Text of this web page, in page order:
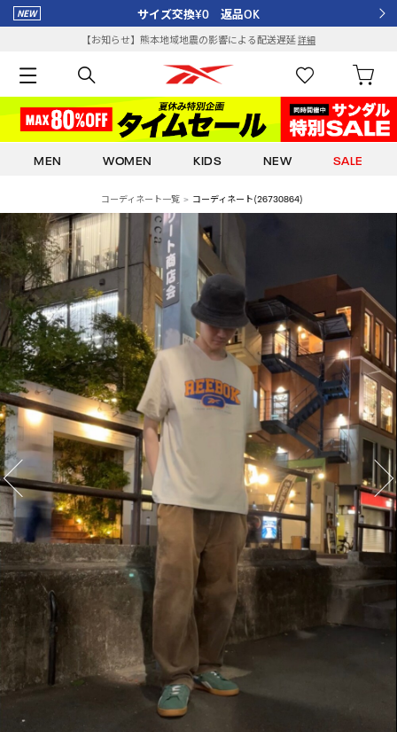
サイズ交換¥0 返品OK
【お知らせ】熊本地域地震の影響による配送遅延詳細
MEN WOMEN KIDS NEW SALE
コーディネート一覧 コーディネート(26730864)